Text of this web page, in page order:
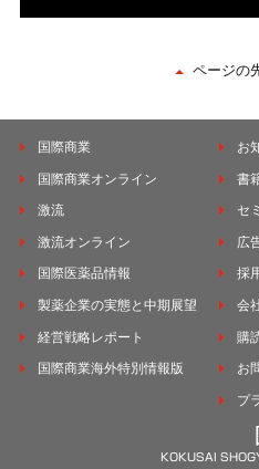
ページの
国際商業
国際商業オンライン
激流
激流オンライン
国際医薬品情報
製薬企業の実態と中期展望
経営戦略レポート
国際商業海外特別情報版
お
書
セ
広
採
会
購
お
プ